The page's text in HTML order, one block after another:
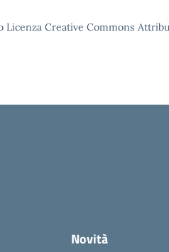
Creative Commons
Novità